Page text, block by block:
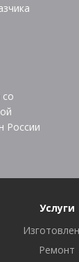
России
Услуги
Ремонт